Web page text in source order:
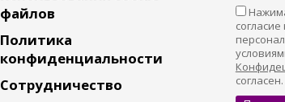
файлов
Политика
конфиденциальности
Сотрудничество
согласен.